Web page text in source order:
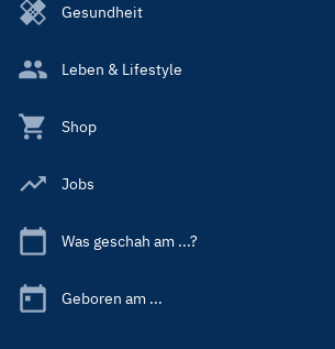
Gesundheit
Leben & Lifestyle
Shop
Jobs
Was geschah am ...?
Geboren am ...